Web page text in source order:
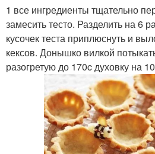
1 все ингредиенты тщательно
замесить тесто. Разделить на 6
кусочек теста приплюснуть и
кексов. Донышко вилкой
разогретую до 170c духовку на